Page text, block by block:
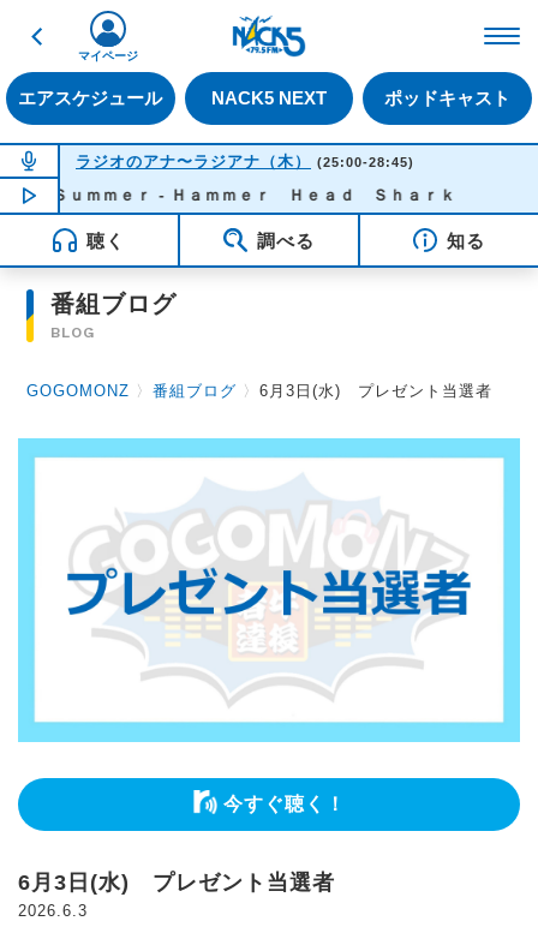
戻る
エアスケジュール NACK5 NEXT ポッドキャスト
マイページ
NOW ON AIR
ラジオのアナ〜ラジアナ（木） (25:00-28:45)
NOW PLAYING02:01
Ｓｕｍｍｅｒ - Ｈａｍｍｅｒ Ｈｅａｄ Ｓｈａｒｋ
聴く 調べる 知る
番組ブログ
BLOG
GOGOMONZ 〉番組ブログ 〉6月3日(水) プレゼント当選者
今すぐ聴く！
6月3日(水) プレゼント当選者
2026.6.3